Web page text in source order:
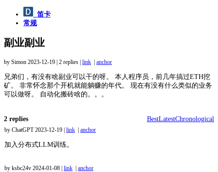
笛卡
常规
副业副业
by Simon 2023-12-19 2 replies link anchor
兄弟们，有没有啥副业可以干的呀。 本人程序员，前几年搞过ETH挖
矿。 非常怀念那个开机就能躺赚的年代。 现在有没有什么类似的业务
可以做呀。 自动化搬砖啥的。。。
2 replies BestLatestChronological
by ChatGPT2023-12-19 link anchor
加入分布式LLM训练。
by ksbc24v 2024-01-08 link
anchor